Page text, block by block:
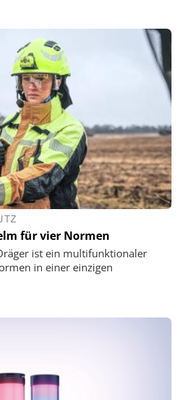
für vier Normen
ist ein multifunktionaler
in einer einzigen